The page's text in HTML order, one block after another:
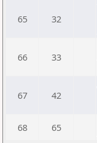
65 32
66 33
67 42
68 65